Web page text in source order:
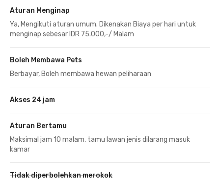
Aturan Menginap
Ya, Mengikuti aturan umum. Dikenakan Biaya per hari untuk
menginap sebesar IDR 75.000,-/ Malam
Boleh Membawa Pets
Berbayar, Boleh membawa hewan peliharaan
Akses 24 jam
Aturan Bertamu
Maksimal jam 10 malam, tamu lawan jenis dilarang masuk
kamar
Tidak diperbolehkan merokok